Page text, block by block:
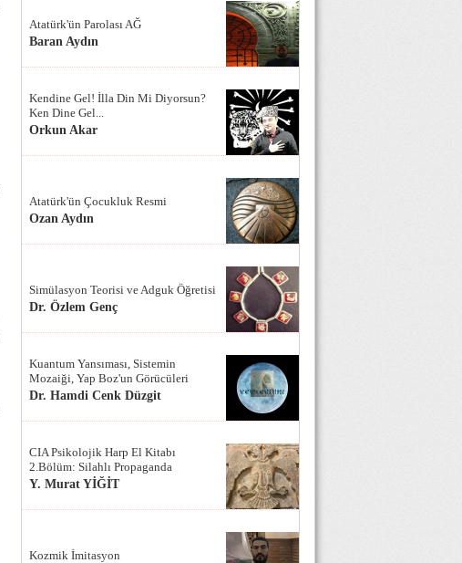
Atatürk'ün Parolası AĞ
Baran Aydın
Kendine Gel! İlla Din Mi Diyorsun?
Ken Dine Gel...
Orkun Akar
Atatürk'ün Çocukluk Resmi
Ozan Aydın
Simülasyon Teorisi ve Adguk Öğretisi
Dr. Özlem Genç
Kuantum Yansıması, Sistemin
Mozaiği, Yap Boz'un Görücüleri
Dr. Hamdi Cenk Düzgit
CIA Psikolojik Harp El Kitabı
2.Bölüm: Silahlı Propaganda
Y. Murat YİĞİT
Kozmik İmitasyon